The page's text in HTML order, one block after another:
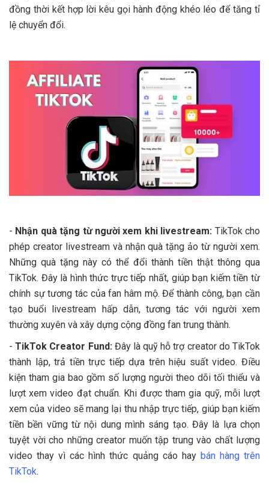
đồng thời kết hợp lời kêu gọi hành động khéo léo để tăng tỉ
lệ chuyển đổi.
- Nhận quà tặng từ người xem khi livestream: TikTok cho
phép creator livestream và nhận quà tặng ảo từ người xem.
Những quà tặng này có thể đổi thành tiền thật thông qua
TikTok. Đây là hình thức trực tiếp nhất, giúp bạn kiếm tiền từ
chính sự tương tác của fan hâm mộ. Để thành công, bạn cần
tạo buổi livestream hấp dẫn, tương tác với người xem
thường xuyên và xây dựng cộng đồng fan trung thành.
-TikTok Creator Fund:Đây là quỹ hỗ trợ creator do TikTok
thành lập, trả tiền trực tiếp dựa trên hiệu suất video. Điều
kiện tham gia bao gồm số lượng người theo dõi tối thiểu và
lượt xem video đạt chuẩn. Khi được tham gia quỹ, mỗi lượt
xem của video sẽ mang lại thu nhập trực tiếp, giúp bạn kiếm
tiền bền vững từ nội dung mình sáng tạo. Đây là lựa chọn
tuyệt vời cho những creator muốn tập trung vào chất lượng
video thay vì các hình thức quảng cáo hay bán hàng trên
TikTok.